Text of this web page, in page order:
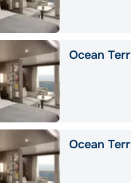
Ocean
Ocean